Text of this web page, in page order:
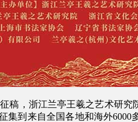
稿，浙江兰亭王羲之艺术研
到来自全国各地和海外